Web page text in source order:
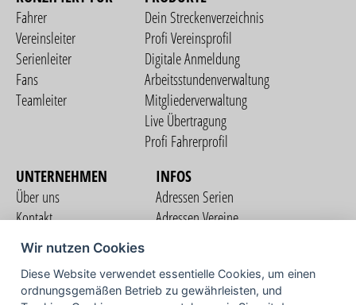
Fahrer
Vereinsleiter
Serienleiter
Fans
Teamleiter
Dein Streckenverzeichnis
Profi Vereinsprofil
Digitale Anmeldung
Arbeitsstundenverwaltung
Mitgliederverwaltung
Live Übertragung
Profi Fahrerprofil
UNTERNEHMEN
Über uns
Kontakt
Nutzungsbedingungen
Datenschutzerklärung
Impressum
INFOS
Adressen Serien
Adressen Vereine
COMMUNITY
Wir nutzen Cookies
Diese Website verwendet essentielle Cookies, um einen
ordnungsgemäßen Betrieb zu gewährleisten, und